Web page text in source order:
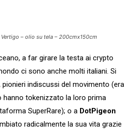
– olio su tela – 200cmx150cm
a far girare la testa ai crypto
ci sono anche molti italiani. Si
pionieri indiscussi del movimento (era
hanno tokenizzato la loro prima
SuperRare); o a DotPigeon
radicalmente la sua vita grazie